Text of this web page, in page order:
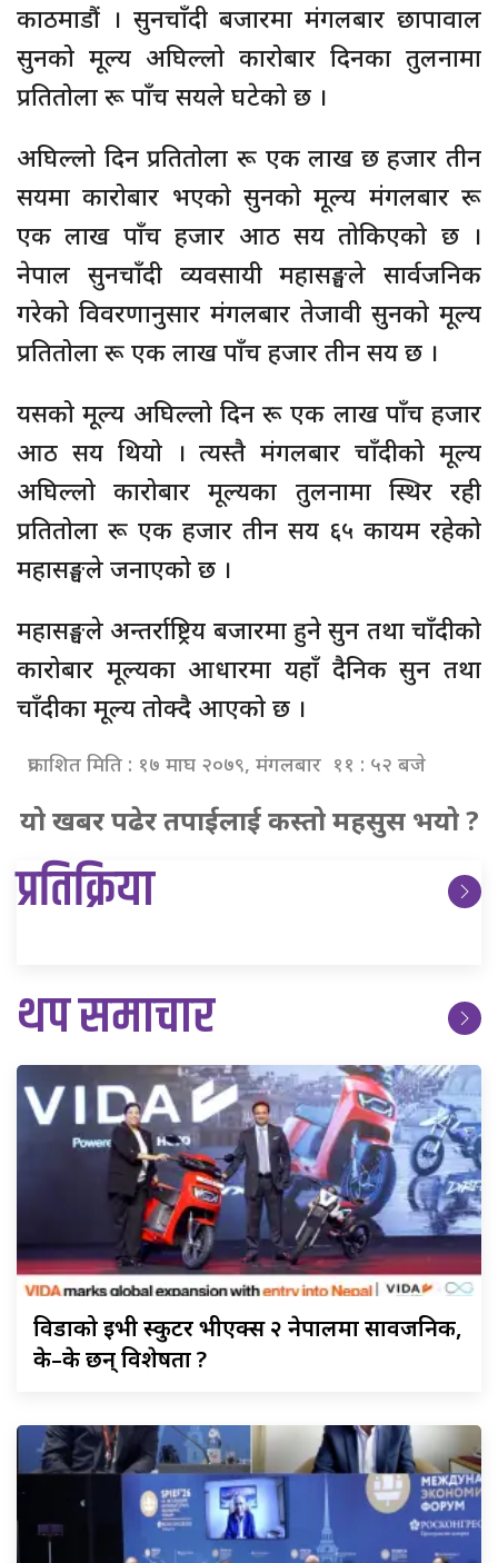
काठमाडौं । सुनचाँदी बजारमा मंगलबार छापावाल
सुनको मूल्य अघिल्लो कारोबार दिनका तुलनामा
प्रतितोला रू पाँच सयले घटेको छ ।
अघिल्लो दिन प्रतितोला रू एक लाख छ हजार तीन
सयमा कारोबार भएको सुनको मूल्य मंगलबार रू
एक लाख पाँच हजार आठ सय तोकिएको छ ।
नेपाल सुनचाँदी व्यवसायी महासङ्घले सार्वजनिक
गरेको विवरणानुसार मंगलबार तेजावी सुनको मूल्य
प्रतितोला रू एक लाख पाँच हजार तीन सय छ ।
यसको मूल्य अघिल्लो दिन रू एक लाख पाँच हजार
आठ सय थियो । त्यस्तै मंगलबार चाँदीको मूल्य
अघिल्लो कारोबार मूल्यका तुलनामा स्थिर रही
प्रतितोला रू एक हजार तीन सय ६५ कायम रहेको
महासङ्घले जनाएको छ ।
महासङ्घले अन्तर्राष्ट्रिय बजारमा हुने सुन तथा चाँदीको
कारोबार मूल्यका आधारमा यहाँ दैनिक सुन तथा
चाँदीका मूल्य तोक्दै आएको छ ।
प्रकाशित मिति : १७ माघ २०७९, मंगलबार ११ : ५२ बजे
यो खबर पढेर तपाईलाई कस्तो महसुस भयो ?
प्रतिक्रिया
थप समाचार
विडाकोईभी स्कुटर भीएक्स २ नेपालमा सार्वजनिक,
के–के छन् विशेषता ?